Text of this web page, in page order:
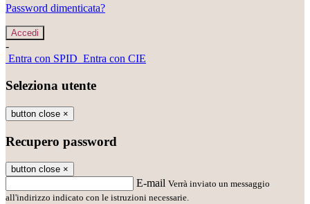
Password dimenticata?
-
Entra con SPID Entra con CIE
Seleziona utente
button close ×
Recupero password
button close ×
E-mail Verrà inviato un messaggio
all'indirizzo indicato con le istruzioni necessarie.